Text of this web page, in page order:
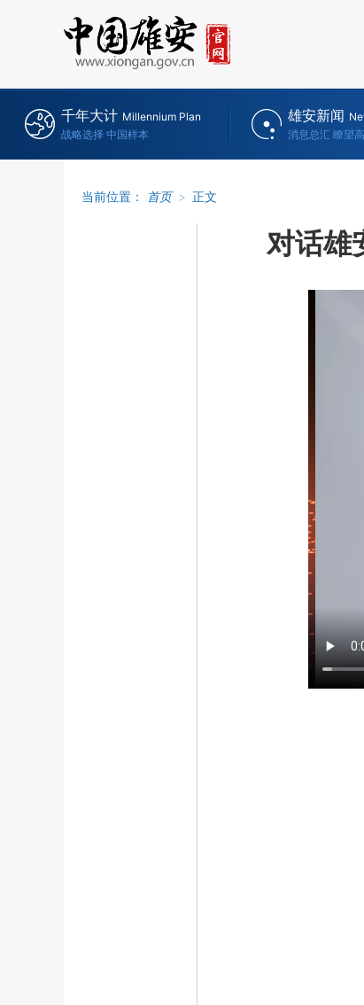
千年大计 Millennium Plan
战略选择 中国样本
雄安新闻
消息总汇 瞭望
当前位置： 首页 > 正文
对话雄